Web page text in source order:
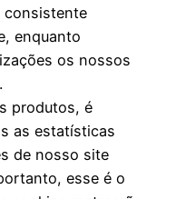
consistente
enquanto
os nossos
produtos, é
as estatísticas
de nosso site
esse é o